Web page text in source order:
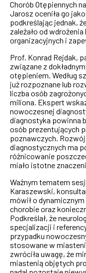
Chorób Otępiennych
Jarosz oceniła go
podkreślając jednak,
zależało od
organizacyjnych i
Prof. Konrad Rejdak,
związane z
otępieniem. Według
już rozpoznane lub
liczba osób
miliona. Ekspert
nowoczesnej
diagnostyka powinna
osób prezentujących
poznawczych.
diagnostycznych ma
różnicowanie
miało istotne
Ważnym tematem
Karaszewski,
mówił o
chorobie oraz
Podkreślał, że
specjalizacji i
przypadku
stosowane w
zwróciła uwagę, że
miastenią objętych